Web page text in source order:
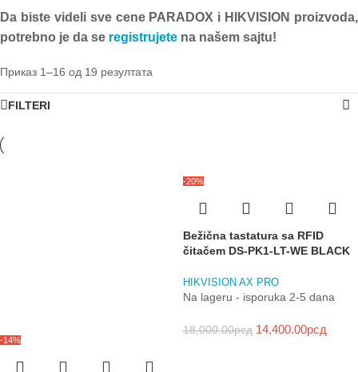
Da biste videli sve cene PARADOX i HIKVISION proizvoda,
potrebno je da se registrujete na našem sajtu!
Приказ 1–16 од 19 резултата
FILTERI
-14%
-20%
Bežična tastatura sa RFID
čitačem DS-PK1-LT-WE BLACK
HIKVISION AX PRO
Na lageru - isporuka 2-5 dana
18,000.00рсд 14,400.00рсд